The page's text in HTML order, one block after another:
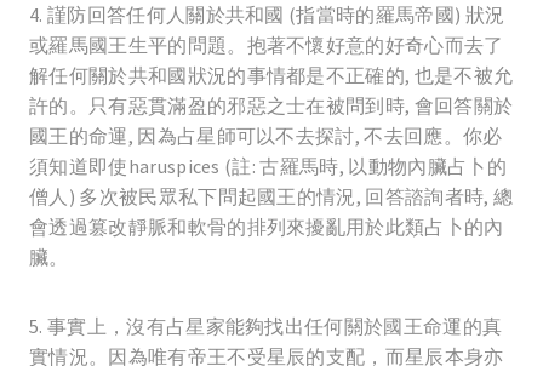
4. 謹防回答任何人關於共和國 (指當時的羅馬帝國) 狀況
或羅馬國王生平的問題。抱著不懷好意的好奇心而去了
解任何關於共和國狀況的事情都是不正確的, 也是不被允
許的。只有惡貫滿盈的邪惡之士在被問到時, 會回答關於
國王的命運, 因為占星師可以不去探討, 不去回應。你必
須知道即使haruspices (註: 古羅馬時, 以動物內臟占卜的
僧人) 多次被民眾私下問起國王的情況, 回答諮詢者時, 總
會透過篡改靜脈和軟骨的排列來擾亂用於此類占卜的內
臟。
5. 事實上，沒有占星家能夠找出任何關於國王命運的真
實情況。因為唯有帝王不受星辰的支配，而星辰本身亦